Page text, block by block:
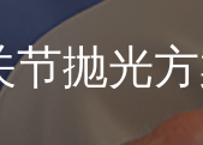
抛光